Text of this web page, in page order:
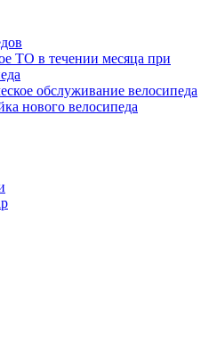
ТО в течении месяца при
обслуживание велосипеда
нового велосипеда